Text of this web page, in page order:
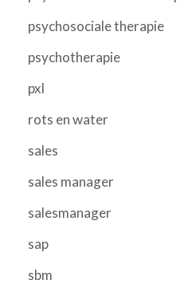
psychosociale therapie
psychotherapie
pxl
rots en water
sales
sales manager
salesmanager
sap
sbm